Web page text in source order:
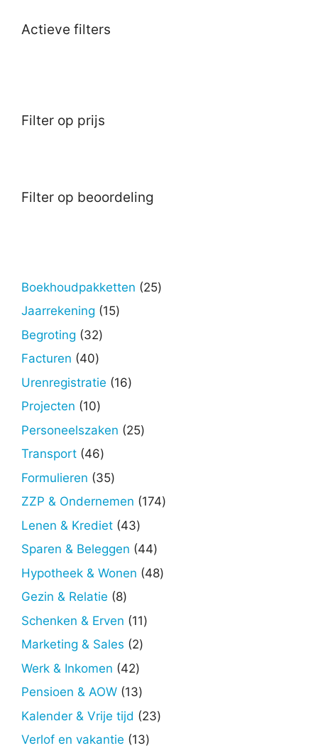
Actieve filters
Filter op prijs
Filter op beoordeling
Boekhoudpakketten 2525
Jaarrekening 1515
Begroting 3232
Facturen 4040
producten
Urenregistratie 1616
Projecten 1010
producten
Personeelszaken 2525
Transport 4646
producten
Formulieren 3535
producten
ZZP & Ondernemen 174174
Lenen & Krediet 4343
producten
Sparen & Beleggen 4444
producten
Hypotheek & Wonen 4848
Gezin & Relatie 88
producten
Schenken & Erven 1111
Marketing & Sales 22
Werk & Inkomen 4242
producten
Pensioen & AOW 1313
producten
Kalender & Vrije tijd 2323
Verlof en vakantie 1313